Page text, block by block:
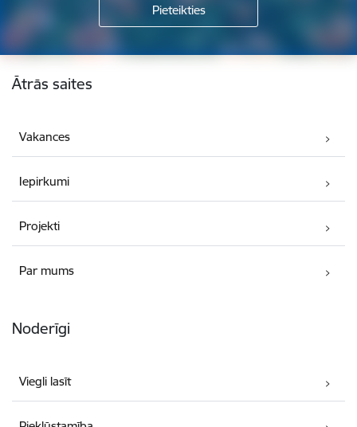
Kājene
Ātrās saites
Vakances
Iepirkumi
Projekti
Par mums
Noderīgi
Viegli lasīt